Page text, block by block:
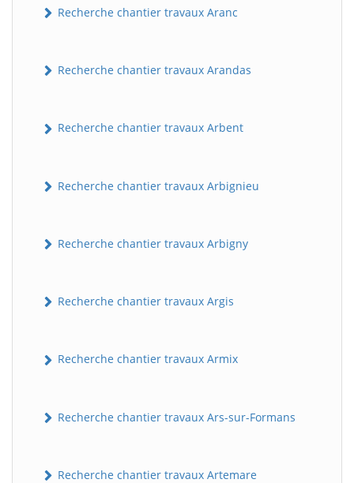
Recherche chantier travaux Aranc
Recherche chantier travaux Arandas
Recherche chantier travaux Arbent
Recherche chantier travaux Arbignieu
Recherche chantier travaux Arbigny
Recherche chantier travaux Argis
Recherche chantier travaux Armix
Recherche chantier travaux Ars-sur-Formans
Recherche chantier travaux Artemare